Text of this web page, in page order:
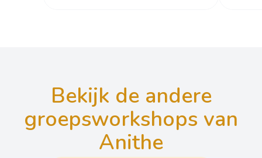
bekijk de andere
groepsworkshops van
Anithe